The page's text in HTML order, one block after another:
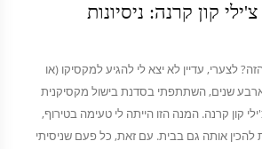
קון קרנה: ניסיונות
לצערי, עדיין לא יצא לי להגיע למקסיקו (או
שנים, השתתפתי בסדנת בישול מקסיקנית
קון קרנה. המנה הזו הייתה לי טעימה בטירוף,
להכין אותה גם בבית. עם זאת, כל פעם שניסיתי